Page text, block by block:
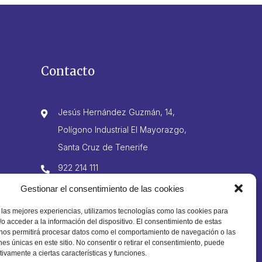
Gestionar el consentimiento de las cookies
mejores experiencias, utilizamos tecnologías como las cookies para
acceder a la información del dispositivo. El consentimiento de estas
permitirá procesar datos como el comportamiento de navegación o las
únicas en este sitio. No consentir o retirar el consentimiento, puede
a ciertas características y funciones.
Contacto
Jesús Hernández Guzmán, 14,
Polígono Industrial El Mayorazgo,
Santa Cruz de Tenerife
922 214 111
606 425 981
922 210 332
info@domingogutierrez.com